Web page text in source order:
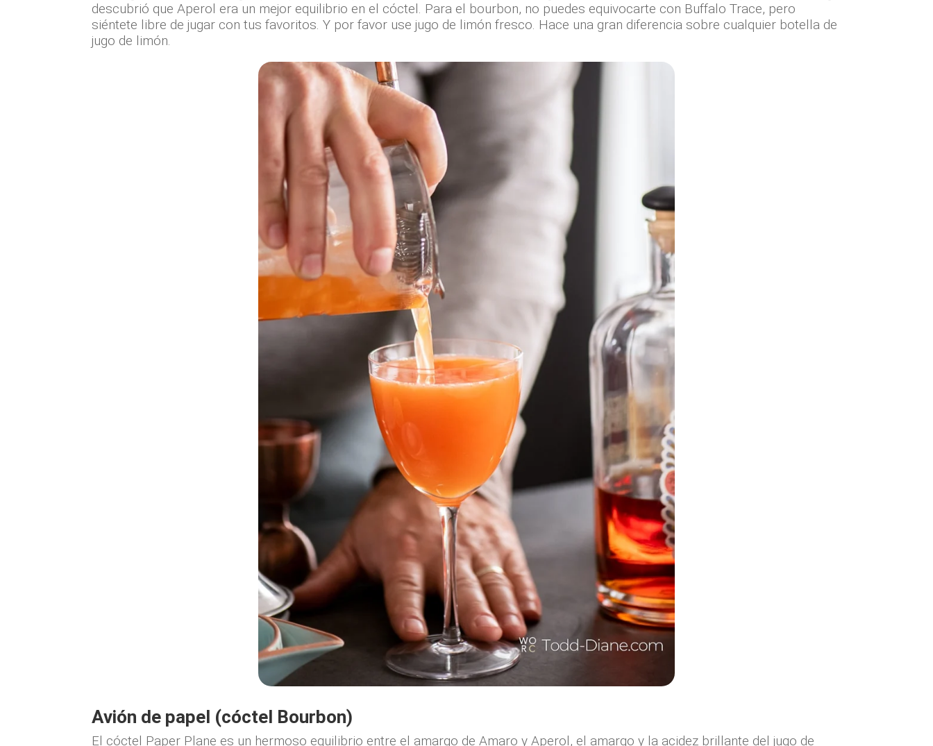
descubrió que Aperol era un mejor equilibrio en el cóctel. Para el bourbon, no puedes equivocarte con Buffalo Trace, pero
siéntete libre de jugar con tus favoritos. Y por favor use jugo de limón fresco. Hace una gran diferencia sobre cualquier botella de
jugo de limón.
Avión de papel (cóctel Bourbon)
El cóctel Paper Plane es un hermoso equilibrio entre el amargo de Amaro y Aperol, el amargo y la acidez brillante del jugo de